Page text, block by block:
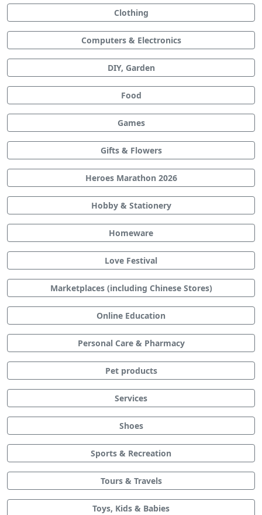
Clothing
Computers & Electronics
DIY, Garden
Food
Games
Gifts & Flowers
Heroes Marathon 2026
Hobby & Stationery
Homeware
Love Festival
Marketplaces (including Chinese Stores)
Online Education
Personal Care & Pharmacy
Pet products
Services
Shoes
Sports & Recreation
Tours & Travels
Toys, Kids & Babies